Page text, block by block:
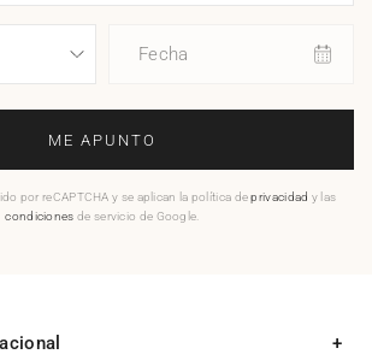
Fecha
ME APUNTO
por reCAPTCHA y se aplican la política deprivacidad y las
condiciones de servicio de Google.